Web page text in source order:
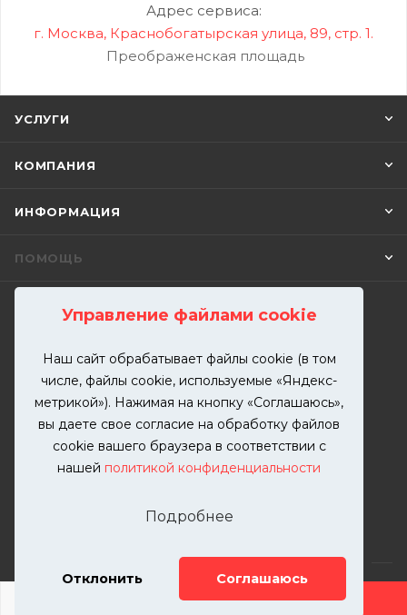
Управление файлами cookie
Наш сайт обрабатывает файлы cookie (в том
числе, файлы cookie, используемые «Яндекс-
метрикой»). Нажимая на кнопку «Соглашаюсь»,
вы даете свое согласие на обработку файлов
cookie вашего браузера в соответствии с
нашей политикой конфиденциальности
Подробнее
Отклонить Соглашаюсь
ДОБАВИТЬ УСЛУГУ
Адрес сервиса:
г. Москва, Краснобогатырская улица, 89, стр. 1.
Преображенская площадь
УСЛУГИ
КОМПАНИЯ
ИНФОРМАЦИЯ
ПОМОЩЬ
+7 (499) 302-00-57 ЗАКАЗАТЬ ЗВОНОК
zakaz@kutuzovv.ru
г. Москва, Краснобогатырская